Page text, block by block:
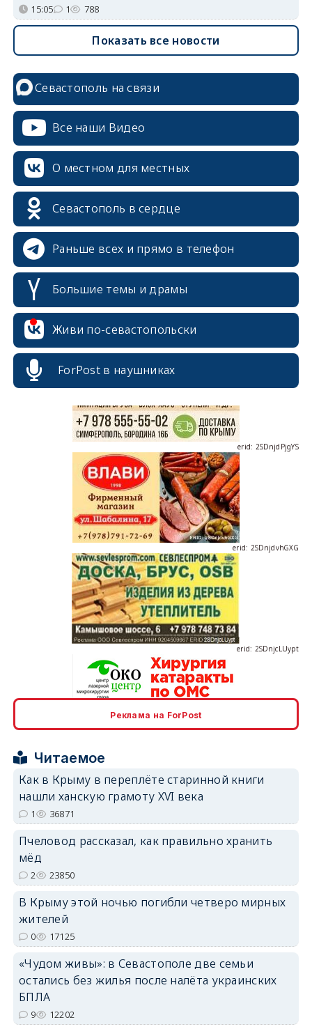
15:05 1 788
Показать все новости
Севастополь на связи
Все наши Видео
О местном для местных
Севастополь в сердце
Раньше всех и прямо в телефон
Большие темы и драмы
Живи по-севастопольски
ForPost в наушниках
erid: 2SDnjcrDNw6
erid: 2SDnjdPjgYS
erid: 2SDnjdvhGXG
Реклама на ForPost
Читаемое
Как в Крыму в переплёте старинной книги
нашли ханскую грамоту XVI века
1 36871
Пчеловод рассказал, как правильно хранить
мёд
2 23850
В Крыму этой ночью погибли четверо мирных
жителей
0 17125
«Чудом живы»: в Севастополе две семьи
остались без жилья после налёта украинских
БПЛА
9 12202